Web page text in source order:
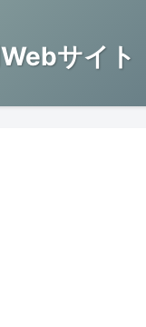
サイト